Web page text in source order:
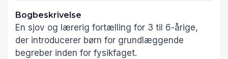
Bogbeskrivelse
En sjov og lærerig fortælling for 3 til 6-årige,
der introducerer børn for grundlæggende
begreber inden for fysikfaget.